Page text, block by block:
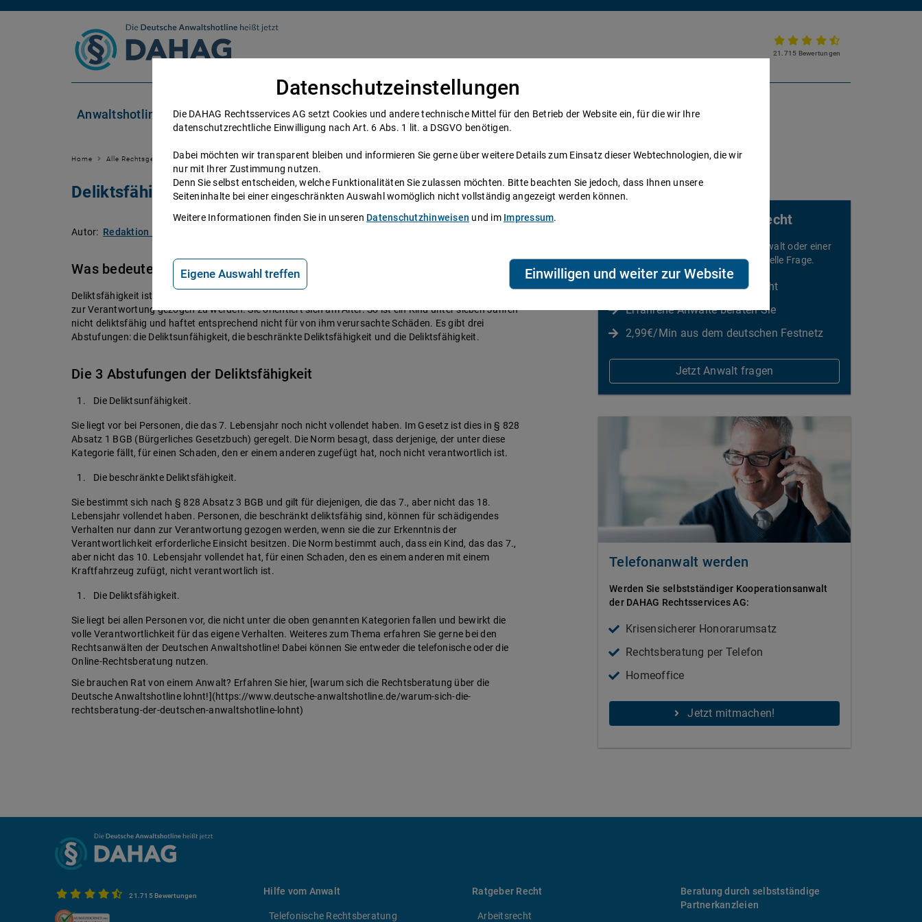
21.715 Bewertungen
Anwaltshotline Rechtsgebiete Über uns Anwälte Telefonanwalt werden Partnerkanzlei werden
Home Alle Rechtsgebiete Zivilrecht Deliktsfähigkeit
Deliktsfähigkeit: Definition und Rechtsgrundlagen
Autor: Redaktion DAHAG Rechtsservices AG
Was bedeutet Deliktsfähigkeit
Deliktsfähigkeit ist die Fähigkeit, eine unerlaubte Handlung zu begehen und in der Folge hierfür auch
zur Verantwortung gezogen zu werden. Sie orientiert sich am Alter: So ist ein Kind unter sieben Jahren
nicht deliktsfähig und haftet entsprechend nicht für von ihm verursachte Schäden. Es gibt drei
Abstufungen: die Deliktsunfähigkeit, die beschränkte Deliktsfähigkeit und die Deliktsfähigkeit.
Die 3 Abstufungen der Deliktsfähigkeit
Die Deliktsunfähigkeit.
Sie liegt vor bei Personen, die das 7. Lebensjahr noch nicht vollendet haben. Im Gesetz ist dies in § 828
Absatz 1 BGB (Bürgerliches Gesetzbuch) geregelt. Die Norm besagt, dass derjenige, der unter diese
Kategorie fällt, für einen Schaden, den er einem anderen zugefügt hat, noch nicht verantwortlich ist.
Die beschränkte Deliktsfähigkeit.
Sie bestimmt sich nach § 828 Absatz 3 BGB und gilt für diejenigen, die das 7., aber nicht das 18.
Lebensjahr vollendet haben. Personen, die beschränkt deliktsfähig sind, können für schädigendes
Verhalten nur dann zur Verantwortung gezogen werden, wenn sie die zur Erkenntnis der
Verantwortlichkeit erforderliche Einsicht besitzen. Die Norm bestimmt auch, dass ein Kind, das das 7.,
aber nicht das 10. Lebensjahr vollendet hat, für einen Schaden, den es einem anderen mit einem
Kraftfahrzeug zufügt, nicht verantwortlich ist.
Die Deliktsfähigkeit.
Sie liegt bei allen Personen vor, die nicht unter die oben genannten Kategorien fallen und bewirkt die
volle Verantwortlichkeit für das eigene Verhalten. Weiteres zum Thema erfahren Sie gerne bei den
Rechtsanwälten der Deutschen Anwaltshotline! Dabei können Sie entweder die telefonische oder die
Online-Rechtsberatung nutzen.
Sie brauchen Rat von einem Anwalt? Erfahren Sie hier, [warum sich die Rechtsberatung über die
Deutsche Anwaltshotline lohnt!](https://www.deutsche-anwaltshotline.de/warum-sich-die-
rechtsberatung-der-deutschen-anwaltshotline-lohnt)
Rechtsberatung für Zivilrecht
Telefonieren Sie sofort mit einem Anwalt oder einer
Anwältin und stellen Sie Ihre individuelle Frage.
Beratung speziell für Zivilrecht
Erfahrene Anwälte beraten Sie
2,99€/Min aus dem deutschen Festnetz
Jetzt Anwalt fragen
Telefonanwalt werden
Werden Sie selbstständiger Kooperationsanwalt
der DAHAG Rechtsservices AG:
Krisensicherer Honorarumsatz
Rechtsberatung per Telefon
Homeoffice
Jetzt mitmachen!
21.715 Bewertungen Hilfe vom Anwalt
Telefonische Rechtsberatung
Ratgeber Recht
Arbeitsrecht
Beratung durch selbstständige
Partnerkanzleien
Datenschutzeinstellungen
Die DAHAG Rechtsservices AG setzt Cookies und andere technische Mittel für den Betrieb der Website ein, für die wir Ihre
datenschutzrechtliche Einwilligung nach Art. 6 Abs. 1 lit. a DSGVO benötigen.
Dabei möchten wir transparent bleiben und informieren Sie gerne über weitere Details zum Einsatz dieser Webtechnologien, die wir
nur mit Ihrer Zustimmung nutzen.
Denn Sie selbst entscheiden, welche Funktionalitäten Sie zulassen möchten. Bitte beachten Sie jedoch, dass Ihnen unsere
Seiteninhalte bei einer eingeschränkten Auswahl womöglich nicht vollständig angezeigt werden können.
Weitere Informationen finden Sie in unseren Datenschutzhinweisen und im Impressum.
Eigene Auswahl treffen Einwilligen und weiter zur Website